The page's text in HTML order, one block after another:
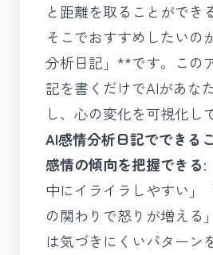
と距離を取ることができ
そこでおすすめしたいの
分析日記」**です。この
記を書くだけでAIがあな
し、心の変化を可視化し
AI感情分析日記でできる
感情の傾向を把握できる:
中にイライラしやすい」
の関わりで怒りが増える
は気づきにくいパターン